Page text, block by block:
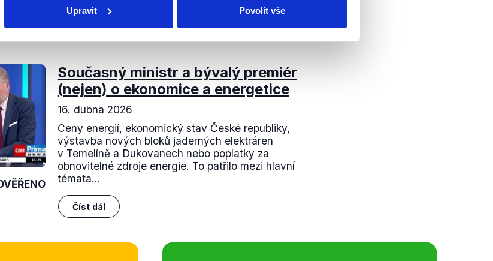
Upravit Povolit vše
vlády. Výrok tak hodnotíme jako pravdivý.
Současný ministr a bývalý premiér
(nejen) o ekonomice a energetice
16. dubna 2026
Ceny energií, ekonomický stav České republiky,
výstavba nových bloků jaderných elektráren
v Temelíně a Dukovanech nebo poplatky za
obnovitelné zdroje energie. To patřilo mezi hlavní
témata...
Číst dál